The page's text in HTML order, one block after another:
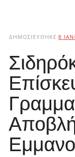
ΔΗΜΟΣΙΕΎΘΗΚΕ 8